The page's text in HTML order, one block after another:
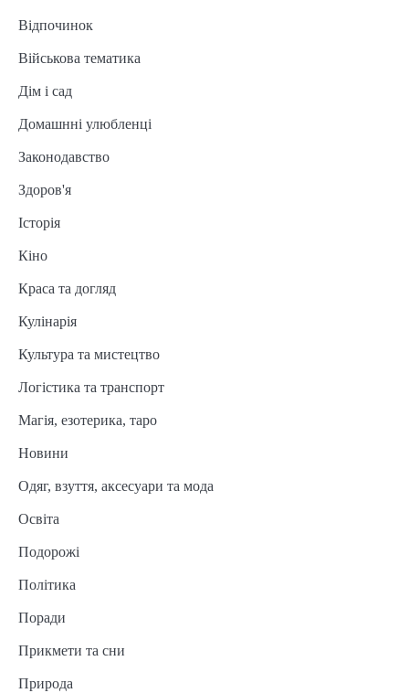
Відпочинок
Військова тематика
Дім і сад
Домашнні улюбленці
Законодавство
Здоров'я
Історія
Кіно
Краса та догляд
Кулінарія
Культура та мистецтво
Логістика та транспорт
Магія, езотерика, таро
Новини
Одяг, взуття, аксесуари та мода
Освіта
Подорожі
Політика
Поради
Прикмети та сни
Природа